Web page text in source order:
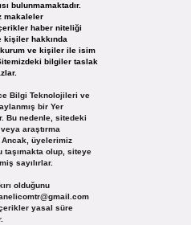
bulunmamaktadır.
makaleler
haber niteliği
kişiler hakkında
kurum ve kişiler ile isim
bilgiler taslak
Bilgi Teknolojileri ve
bir Yer
Bu nedenle, sitedeki
araştırma
Ancak, üyelerimiz
taşımakta olup, siteye
sayılırlar.
olduğunu
yasal süre